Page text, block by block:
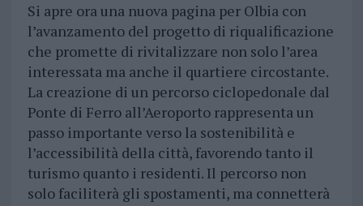
Si apre ora una nuova pagina per Olbia con
l’avanzamento del progetto di riqualificazione
che promette di rivitalizzare non solo l’area
interessata ma anche il quartiere circostante.
La creazione di un percorso ciclopedonale dal
Ponte di Ferro all’Aeroporto rappresenta un
passo importante verso la sostenibilità e
l’accessibilità della città, favorendo tanto il
turismo quanto i residenti. Il percorso non
solo faciliterà gli spostamenti, ma connetterà